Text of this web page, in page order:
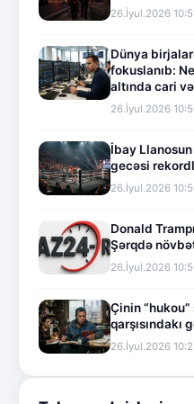
26.İyul.2026
Dünya
fokuslanıb:
altında cari
26.İyul.2026
İbay
gecəsi
26.İyul.2026
Donald
Şərqdə
26.İyul.2026
Çinin
qarşısındakı
26.İyul.2026